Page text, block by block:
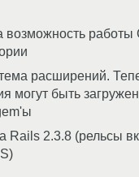
возможность работы
расширений.
могут быть
Rails 2.3.8 (рельсы